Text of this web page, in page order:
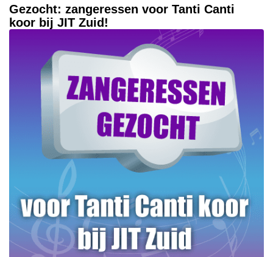
Gezocht: zangeressen voor Tanti Canti
koor bij JIT Zuid!